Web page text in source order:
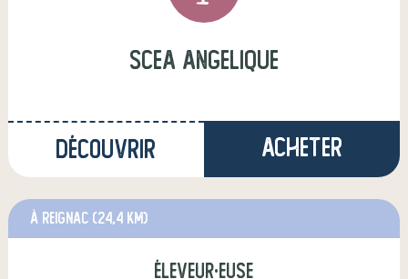
scea angelique
Découvrir Acheter
à Reignac (24,4 km)
éleveur·euse